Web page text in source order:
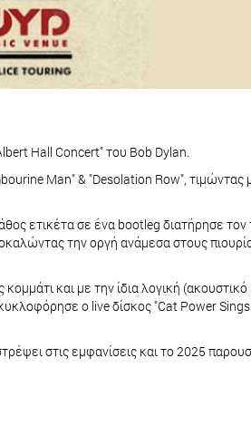
Hall Concert" του Bob Dylan.
Man" & "Desolation Row", τιμώντας
ετικέτα σε ένα bootleg διατήρησε τον
την οργή ανάμεσα στους
και με την ίδια λογική
ο live δίσκος "Cat Power
στις εμφανίσεις και το 2025